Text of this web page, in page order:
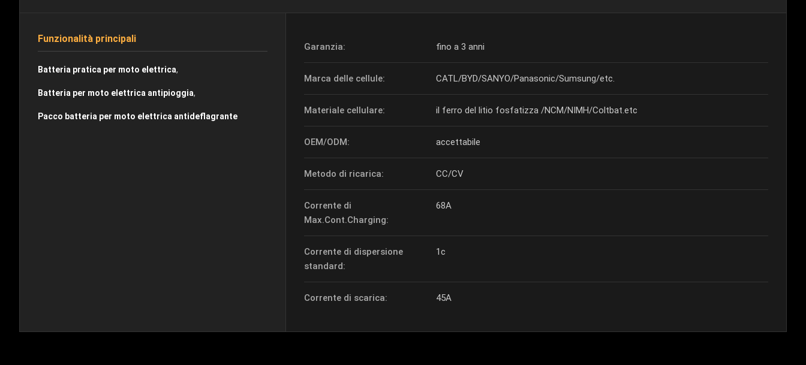
Funzionalità principali
Batteria pratica per moto elettrica,
Batteria per moto elettrica antipioggia,
Pacco batteria per moto elettrica antideflagrante
Garanzia: fino a 3 anni
Marca delle cellule: CATL/BYD/SANYO/Panasonic/Sumsung/etc.
Materiale cellulare: il ferro del litio fosfatizza /NCM/NIMH/Coltbat.etc
OEM/ODM: accettabile
Metodo di ricarica: CC/CV
Corrente di
Max.Cont.Charging:
68A
Corrente di dispersione
standard:
1c
Corrente di scarica: 45A